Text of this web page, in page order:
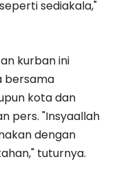
sediakala,"
kurban ini
bersama
kota dan
pers. "Insyaallah
dengan
tuturnya.